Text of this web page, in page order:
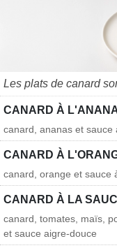
Les plats de canard
CANARD À
canard, ananas et sauce
CANARD À
canard, orange et sauce
CANARD À LA
canard, tomates, maïs,
et sauce aigre-douce